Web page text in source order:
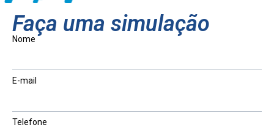
Faça uma simulação
Nome
E-mail
Telefone